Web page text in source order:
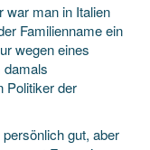
war man in Italien
Familienname ein
wegen eines
Politiker der
gut, aber